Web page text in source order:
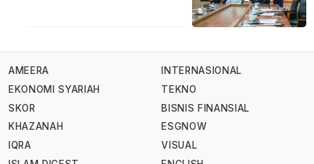
AMEERA
EKONOMI SYARIAH
SKOR
KHAZANAH
IQRA
INTERNASIONAL
TEKNO
BISNIS FINANSIAL
ESGNOW
VISUAL